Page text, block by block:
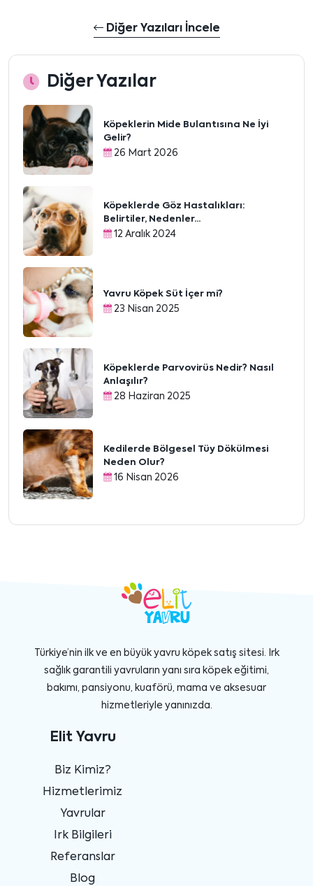
Diğer Yazıları İncele
Diğer Yazılar
Köpeklerin Mide Bulantısına Ne İyi
Gelir?
26 Mart 2026
Köpeklerde Göz Hastalıkları:
Belirtiler, Nedenler...
12 Aralık 2024
Yavru Köpek Süt İçer mi?
23 Nisan 2025
Köpeklerde Parvovirüs Nedir? Nasıl
Anlaşılır?
28 Haziran 2025
Kedilerde Bölgesel Tüy Dökülmesi
Neden Olur?
16 Nisan 2026
Türkiye’nin ilk ve en büyük yavru köpek satış sitesi. Irk
sağlık garantili yavruların yanı sıra köpek eğitimi,
bakımı, pansiyonu, kuaförü, mama ve aksesuar
hizmetleriyle yanınızda.
Elit Yavru
Biz Kimiz?
Hizmetlerimiz
Yavrular
Irk Bilgileri
Referanslar
Blog